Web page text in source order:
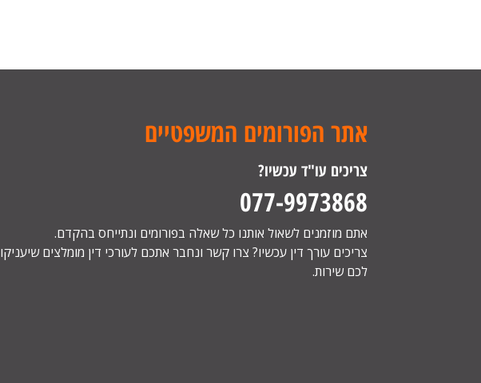
אתר הפורומים המשפטיים
צריכים עו"ד עכשיו?
077-9973868
אתם מוזמנים לשאול אותנו כל שאלה בפורומים ונתייחס בהקדם.
צריכים עורך דין עכשיו? צרו קשר ונחבר אתכם לעורכי דין מומלצים שיעניקו
לכם שירות.